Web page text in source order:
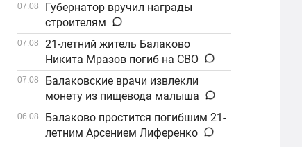
07.08
Губернатор вручил награды
строителям
07.08
21-летний житель Балаково
Никита Мразов погиб на СВО
07.08
Балаковские врачи извлекли
монету из пищевода малыша
06.08
Балаково простится погибшим 21-
летним Арсением Лиференко